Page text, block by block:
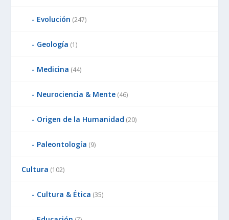
Evolución (247)
Geología (1)
Medicina (44)
Neurociencia & Mente (46)
Origen de la Humanidad (20)
Paleontología (9)
Cultura (102)
Cultura & Ética (35)